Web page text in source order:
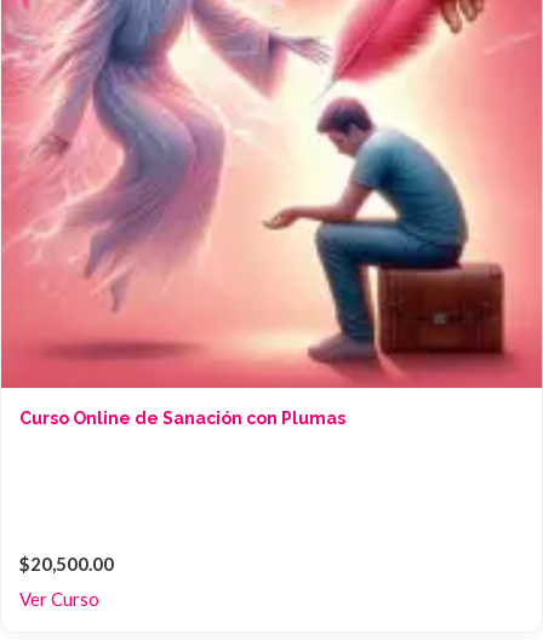
Curso Online de Sanación con Plumas
$20,500.00
Ver Curso